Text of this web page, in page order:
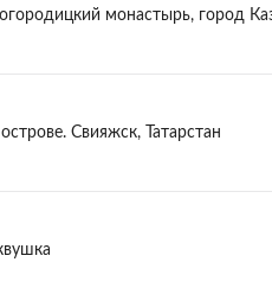
монастырь, город
Свияжск, Татарстан